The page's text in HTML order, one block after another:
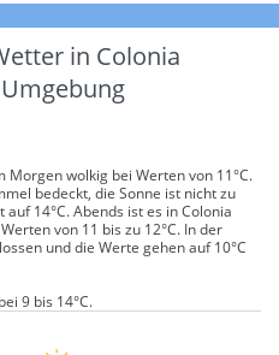
in Colonia
Morgen wolkig bei Werten von 11°C.
bedeckt, die Sonne ist nicht zu
14°C. Abends ist es in Colonia
von 11 bis zu 12°C. In der
und die Werte gehen auf 10°C
9 bis 14°C.